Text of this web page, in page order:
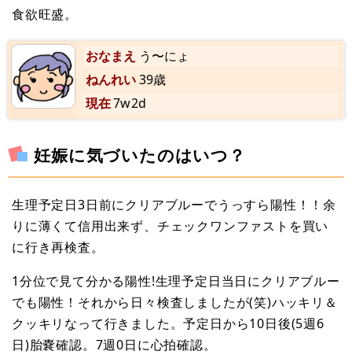
食欲旺盛。
おなまえ う〜にょ
ねんれい39歳
現在7w2d
妊娠に気づいたのはいつ？
生理予定日3日前にクリアブルーでうっすら陽性！！余
りに薄くて信用出来ず、チェックワンファストを買い
に行き再検査。
1分位で見て分かる陽性!生理予定日当日にクリアブルー
でも陽性！それから日々検査しましたが(笑)ハッキリ＆
クッキリなって行きました。予定日から10日後(5週6
日)胎嚢確認。7週0日に心拍確認。